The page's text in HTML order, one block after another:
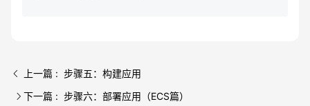
上一篇 : 步骤五：构建应用
下一篇 : 步骤六：部署应用（ECS篇）